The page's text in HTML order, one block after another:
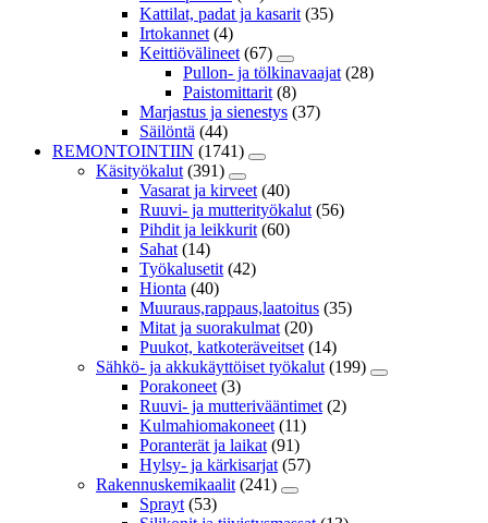
Kattilat, padat ja kasarit (35)
Irtokannet (4)
Keittiövälineet (67)
Pullon- ja tölkinavaajat (28)
Paistomittarit (8)
Marjastus ja sienestys (37)
Säilöntä (44)
REMONTOINTIIN (1741)
Käsityökalut (391)
Vasarat ja kirveet (40)
Ruuvi- ja mutterityökalut (56)
Pihdit ja leikkurit (60)
Sahat (14)
Työkalusetit (42)
Hionta (40)
Muuraus,rappaus,laatoitus (35)
Mitat ja suorakulmat (20)
Puukot, katkoteräveitset (14)
Sähkö- ja akkukäyttöiset työkalut (199)
Porakoneet (3)
Ruuvi- ja mutterivääntimet (2)
Kulmahiomakoneet (11)
Poranterät ja laikat (91)
Hylsy- ja kärkisarjat (57)
Rakennuskemikaalit (241)
Sprayt (53)